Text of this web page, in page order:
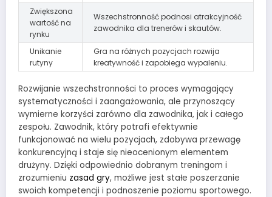
Zwiększona
wartość na
rynku
Wszechstronność podnosi atrakcyjność
zawodnika dla trenerów i skautów.
Unikanie
rutyny
Gra na różnych pozycjach rozwija
kreatywność i zapobiega wypaleniu.
Rozwijanie wszechstronności to proces wymagający
systematyczności i zaangażowania, ale przynoszący
wymierne korzyści zarówno dla zawodnika, jak i całego
zespołu. Zawodnik, który potrafi efektywnie
funkcjonować na wielu pozycjach, zdobywa przewagę
konkurencyjną i staje się nieocenionym elementem
drużyny. Dzięki odpowiednio dobranym treningom i
zrozumieniu zasad gry, możliwe jest stałe poszerzanie
swoich kompetencji i podnoszenie poziomu sportowego.